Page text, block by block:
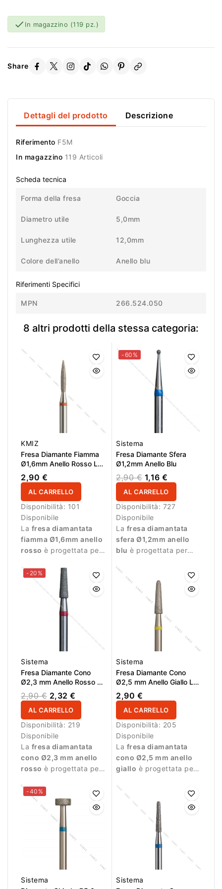
 In magazzino (119 pz.)
Share
Dettagli del prodotto Descrizione
Riferimento F5M
In magazzino 119 Articoli
Scheda tecnica
Forma della fresa Goccia
Diametro utile 5,0mm
Lunghezza utile 12,0mm
Colore dell’anello Anello blu
Riferimenti Specifici
MPN 266.524.050
8 altri prodotti della stessa categoria:
KMIZ
Fresa Diamante Fiamma
Ø1,6mm Anello Rosso LL
8,0mm
2,90 €
AL CARRELLO
Disponibilità: 101
Disponibile
La fresa diamantata
fiamma Ø1,6mm anello
rosso è progettata per
durante la manicure.
-60%
Sistema
Fresa Diamante Sfera
Ø1,2mm Anello Blu
2,90 € 1,16 €
AL CARRELLO
Disponibilità: 727
Disponibile
La fresa diamantata
sfera Ø1,2mm anello
blu è progettata per
durante la manicure.
-20%
Sistema
Fresa Diamante Cono
Ø2,3 mm Anello Rosso LL
8,0 mm
2,90 € 2,32 €
AL CARRELLO
Disponibilità: 219
Disponibile
La fresa diamantata
cono Ø2,3 mm anello
rosso è progettata per
e lavori delicati.
Sistema
Fresa Diamante Cono
Ø2,5 mm Anello Giallo LL
10,0 mm
2,90 €
AL CARRELLO
Disponibilità: 205
Disponibile
La fresa diamantata
cono Ø2,5 mm anello
giallo è progettata per
e lavorazioni molto
delicate.
-40%
Sistema
Sistema